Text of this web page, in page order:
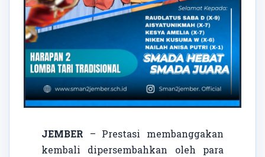
JEMBER – Prestasi membanggakan
kembali dipersembahkan oleh para